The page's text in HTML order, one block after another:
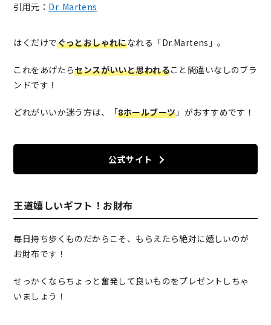
引用元： Dr. Martens
はくだけでぐっとおしゃれになれる「Dr.Martens」。
これをあげたらセンスがいいと思われること間違いなしのブラ
ンドです！
どれがいいか迷う方は、「8ホールブーツ 」がおすすめです！
公式サイト
王道嬉しいギフト！お財布
毎日持ち歩くものだからこそ、もらえたら絶対に嬉しいのが
お財布です！
せっかくならちょっと奮発して良いものをプレゼントしちゃ
いましょう！